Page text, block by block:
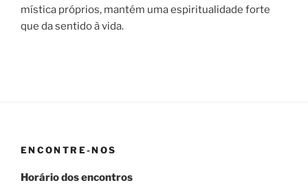
mística próprios, mantém uma espiritualidade forte
que da sentido à vida.
ENCONTRE-NOS
Horário dos encontros